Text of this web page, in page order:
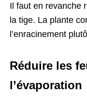
Il faut en revanche
la tige. La plante
l’enracinement
Réduire les
l’évaporation